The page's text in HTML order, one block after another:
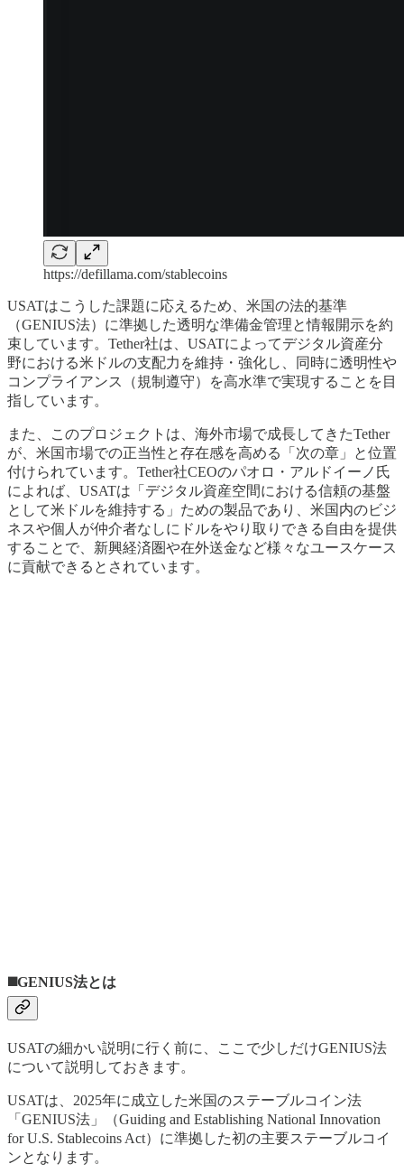
https://defillama.com/stablecoins
USATはこうした課題に応えるため、米国の法的基準
（GENIUS法）に準拠した透明な準備金管理と情報開示を約
束しています。Tether社は、USATによってデジタル資産分
野における米ドルの支配力を維持・強化し、同時に透明性や
コンプライアンス（規制遵守）を高水準で実現することを目
指しています。
また、このプロジェクトは、海外市場で成長してきたTether
が、米国市場での正当性と存在感を高める「次の章」と位置
付けられています。Tether社CEOのパオロ・アルドイーノ氏
によれば、USATは「デジタル資産空間における信頼の基盤
として米ドルを維持する」ための製品であり、米国内のビジ
ネスや個人が仲介者なしにドルをやり取りできる自由を提供
することで、新興経済圏や在外送金など様々なユースケース
に貢献できるとされています。
◼️GENIUS法とは
USATの細かい説明に行く前に、ここで少しだけGENIUS法
について説明しておきます。
USATは、2025年に成立した米国のステーブルコイン法
「GENIUS法」（Guiding and Establishing National Innovation
for U.S. Stablecoins Act）に準拠した初の主要ステーブルコイ
ンとなります。